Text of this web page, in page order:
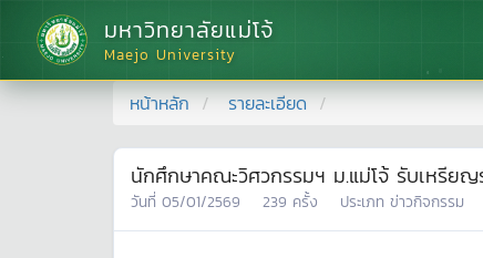
มหาวิทยาลัยแม่โจ้
Maejo University
หน้าหลัก รายละเอียด
นักศึกษาคณะวิศวกรรมฯ ม.แม่โจ้ รับเหรียญ
วันที่ 05/01/2569 239 ครั้ง ประเภท ข่าวกิจกรรม